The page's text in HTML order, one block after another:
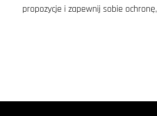
propozycje i zapewnij sobie